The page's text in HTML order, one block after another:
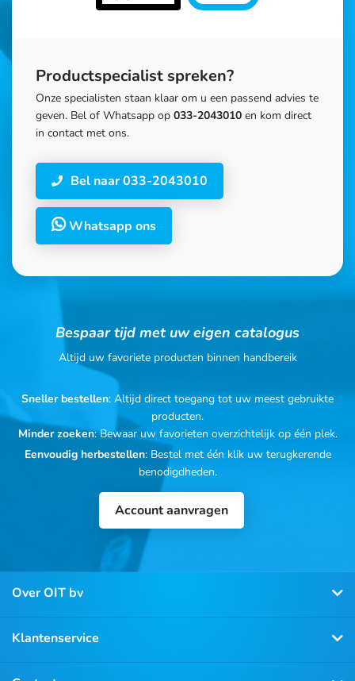
Productspecialist spreken?
Onze specialisten staan klaar om u een passend advies te
geven. Bel of Whatsapp op 033-2043010 en kom direct
in contact met ons.
Bel naar 033-2043010
Whatsapp ons
Bespaar tijd met uw eigen catalogus
Altijd uw favoriete producten binnen handbereik
Sneller bestellen: Altijd direct toegang tot uw meest gebruikte
producten.
Minder zoeken: Bewaar uw favorieten overzichtelijk op één plek.
Eenvoudig herbestellen: Bestel met één klik uw terugkerende
benodigdheden.
Account aanvragen
Over OIT bv
Klantenservice